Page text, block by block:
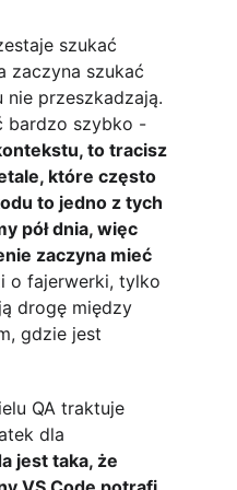
szukać
zaczyna szukać
przeszkadzają.
bardzo szybko -
to tracisz
które często
to jedno z tych
pół dnia, więc
zaczyna mieć
o fajerwerki, tylko
drogę między
gdzie jest
QA traktuje
dla
jest taka, że